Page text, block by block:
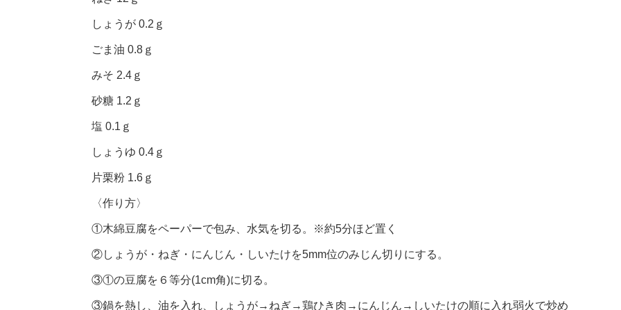
しょうが 0.2ｇ
ごま油 0.8ｇ
みそ 2.4ｇ
砂糖 1.2ｇ
塩 0.1ｇ
しょうゆ 0.4ｇ
片栗粉 1.6ｇ
〈作り方〉
①木綿豆腐をペーパーで包み、水気を切る。※約5分ほど置く
②しょうが・ねぎ・にんじん・しいたけを5mm位のみじん切りにする。
③①の豆腐を６等分(1cm角)に切る。
③鍋を熱し、油を入れ、しょうが→ねぎ→鶏ひき肉→にんじん→しいたけの順に入れ弱火で炒め